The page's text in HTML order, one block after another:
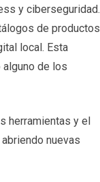
y ciberseguridad.
de productos
local. Esta
de los
herramientas y el
nuevas